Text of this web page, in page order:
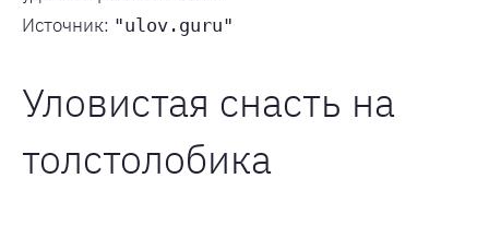
Источник: "ulov.guru"
Уловистая снасть на
толстолобика